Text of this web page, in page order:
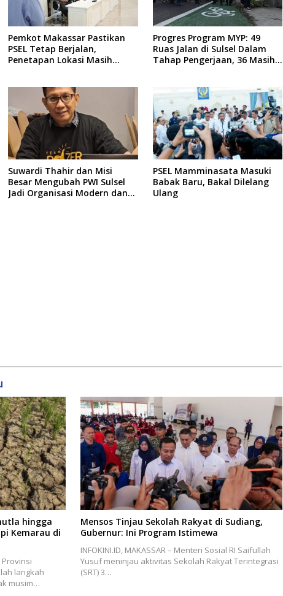
Pemkot Makassar Pastikan
PSEL Tetap Berjalan,
Penetapan Lokasi Masih
Progres Program MYP: 49
Ruas Jalan di Sulsel Dalam
Tahap Pengerjaan, 36 Masih
Suwardi Thahir dan Misi
Besar Mengubah PWI Sulsel
Jadi Organisasi Modern dan
PSEL Mamminasata Masuki
Babak Baru, Bakal Dilelang
Ulang
hingga
Kemarau di
Provinsi
langkah
musim…
Mensos Tinjau Sekolah Rakyat di Sudiang,
Gubernur: Ini Program Istimewa
INFOKINI.ID, MAKASSAR – Menteri Sosial RI Saifullah
Yusuf meninjau aktivitas Sekolah Rakyat Terintegrasi
(SRT) 3…